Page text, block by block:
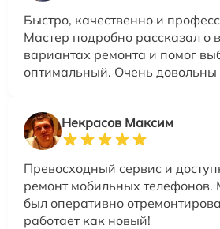
Быстро, качественно и
Мастер подробно рассказал о
вариантах ремонта и помог
оптимальный. Очень довольны
Некрасов Максим
Превосходный сервис и
ремонт мобильных
был оперативно
работает как новый!